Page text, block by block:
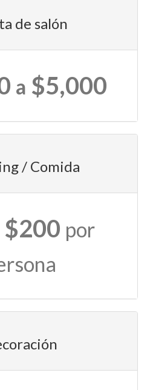
de salón
a $5,000
/ Comida
$200 por